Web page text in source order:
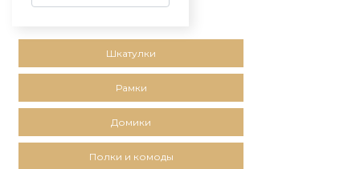
Шкатулки
Рамки
Домики
Полки и комоды